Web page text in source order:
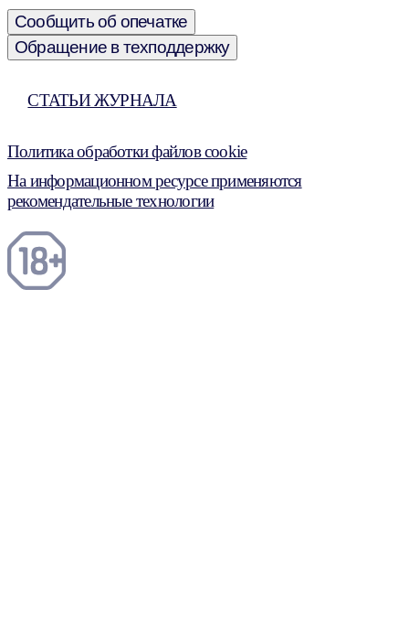
Сообщить об опечатке
Обращение в техподдержку
СТАТЬИ ЖУРНАЛА
Политика обработки файлов cookie
На информационном ресурсе применяются
рекомендательные технологии